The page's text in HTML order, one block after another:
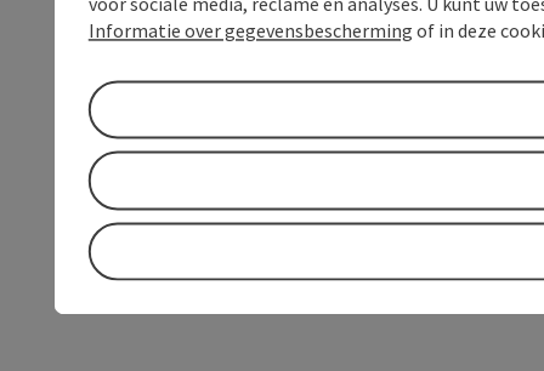
Informatie over gegevensbescherming of in deze